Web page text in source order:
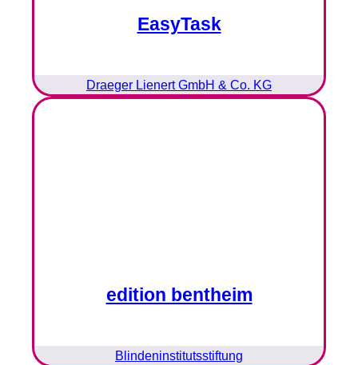
EasyTask
Draeger Lienert GmbH & Co. KG
edition bentheim
Blindeninstitutsstiftung